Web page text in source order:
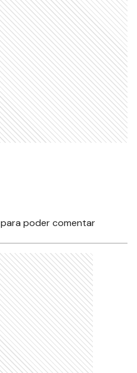
para poder comentar